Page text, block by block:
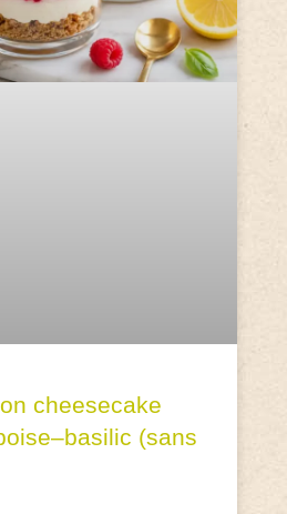
cheesecake
(sans